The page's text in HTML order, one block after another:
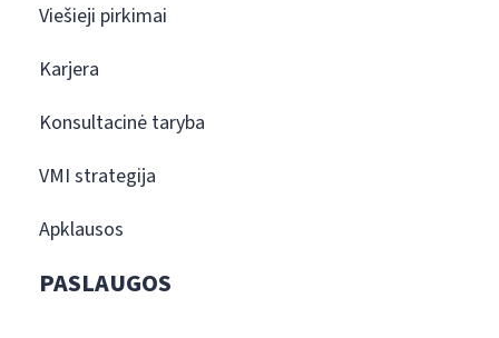
Viešieji pirkimai
Karjera
Konsultacinė taryba
VMI strategija
Apklausos
PASLAUGOS